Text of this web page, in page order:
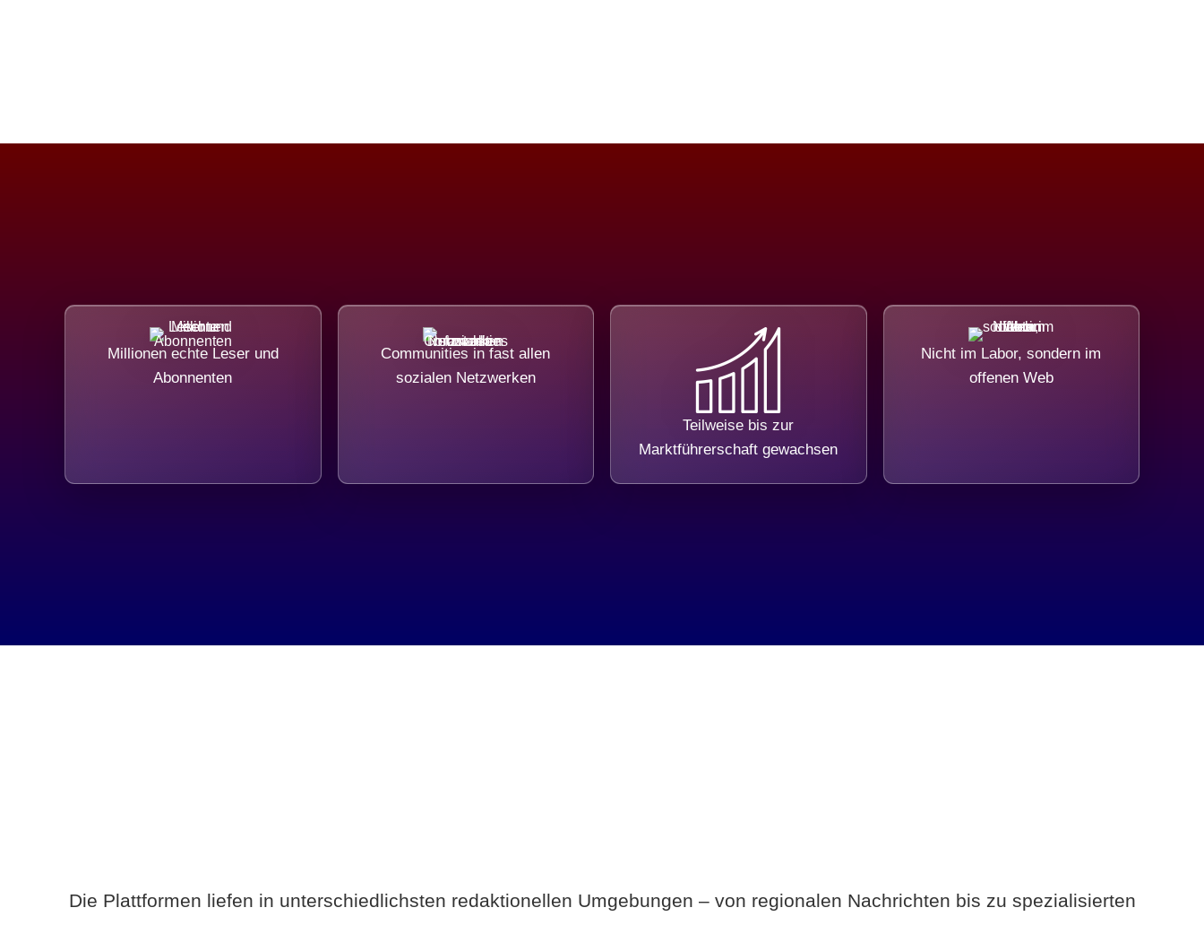
Millionen echte Leser und
Abonnenten
Communities in fast allen
sozialen Netzwerken
Teilweise bis zur
Marktführerschaft gewachsen
Nicht im Labor, sondern im
offenen Web
Die Plattformen liefen in unterschiedlichsten redaktionellen Umgebungen – von regionalen Nachrichten bis zu spezialisierten